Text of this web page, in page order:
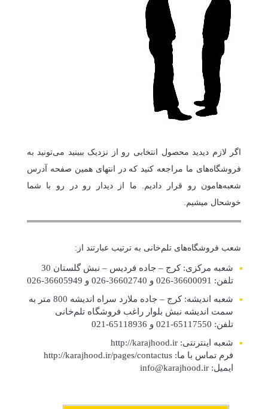
اگر لازم دیدید محصول انتخابی رو از نزدیک ببینید می‌تونید به
فروشگاه‌های ما مراجعه کنید که در انتهای همین صفحه آدرس
شعبه‌هامون رو قرار دادیم. ما از دیدار رو در رو با شما
خوشحال میشیم.
شعب فروشگاه‌های تلم‌خانی به ترتیب عبارتند از:
شعبه مرکزی: کرج – جاده فردیس – نبش گلستان 30
تلفن: 36600091-026 و 36602740-026 و 36605949-026
شعبه اندیشه: کرج – جاده ملارد سراه اندیشه 800 متر به
سمت اندیشه نبش بلوار راغب فروشگاه تلم‌خانی
تلفن: 65117550-021 و 65118936-021
شعبه اینترنتی: http://karajhood.ir
فرم تماس با ما: http://karajhood.ir/pages/contactus
ایمیل: info@karajhood.ir